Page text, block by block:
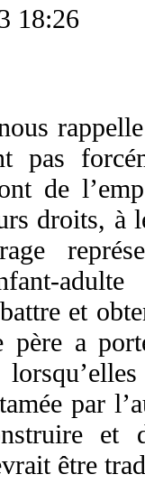
18:26
pas
de
droits, à
et
père a
par
et
être